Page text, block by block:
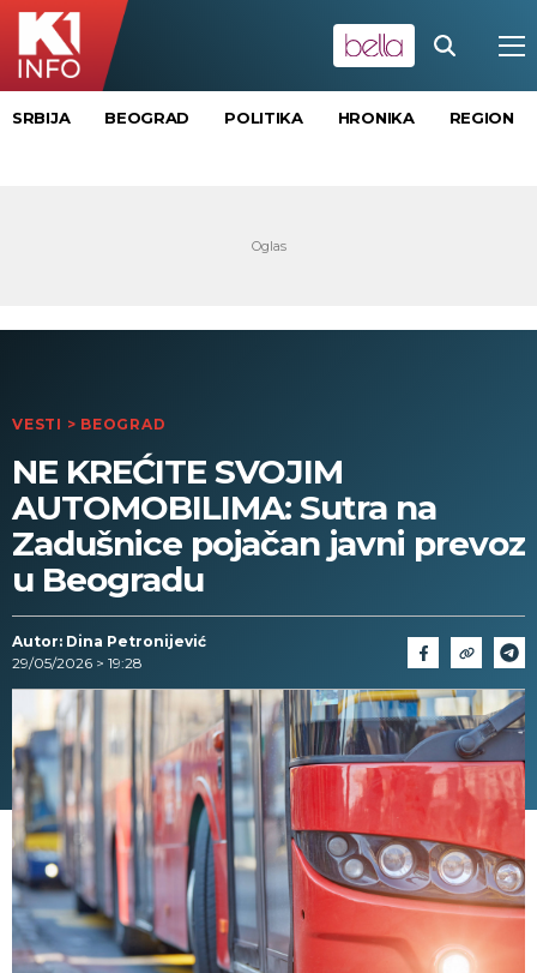
SRBIJA BEOGRAD POLITIKA HRONIKA REGION
VESTI > BEOGRAD
NE KREĆITE SVOJIM
AUTOMOBILIMA: Sutra na
Zadušnice pojačan javni prevoz
u Beogradu
Autor: Dina Petronijević
29/05/2026 > 19:28